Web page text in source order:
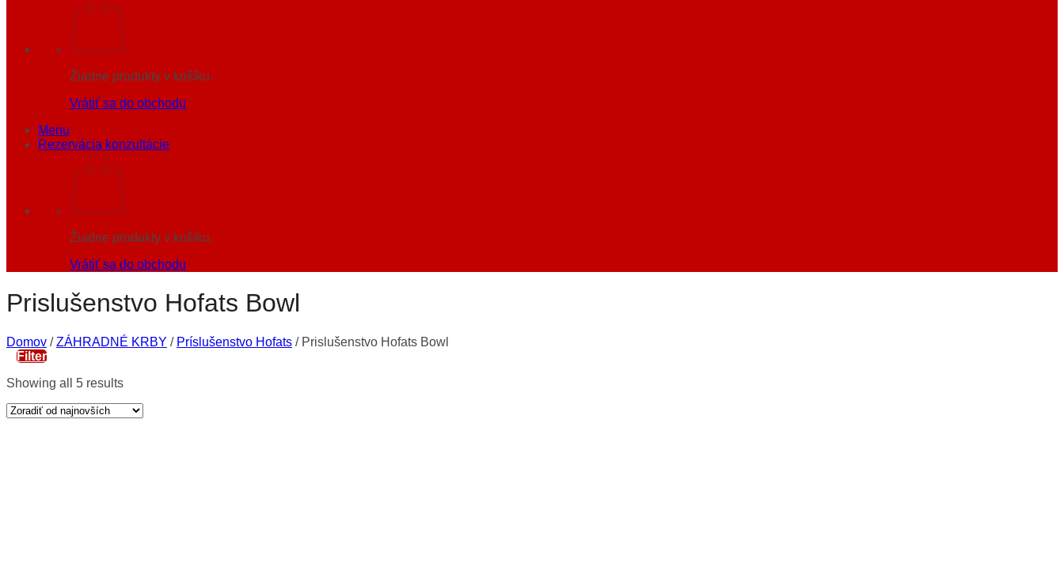
Žiadne produkty v košíku.
Vrátiť sa do obchodu
Menu
Rezervácia konzultácie
Žiadne produkty v košíku.
Vrátiť sa do obchodu
Prislušenstvo Hofats Bowl
Domov / ZÁHRADNÉ KRBY / Príslušenstvo Hofats /Prislušenstvo Hofats Bowl
Filter
Showing all 5 results